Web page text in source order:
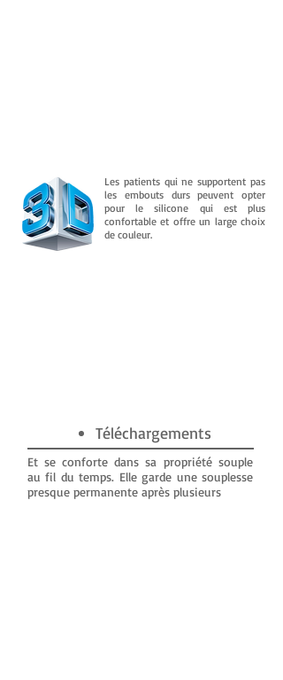
Les patients qui ne supportent pas
les embouts durs peuvent opter
pour le silicone qui est plus
confortable et offre un large choix
de couleur.
Téléchargements
Et se conforte dans sa propriété souple
au fil du temps. Elle garde une souplesse
presque permanente après plusieurs